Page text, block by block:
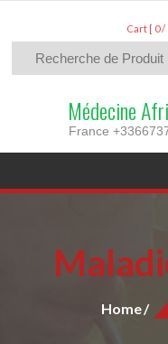
Cart [ 0 /
Médecine
France
Home